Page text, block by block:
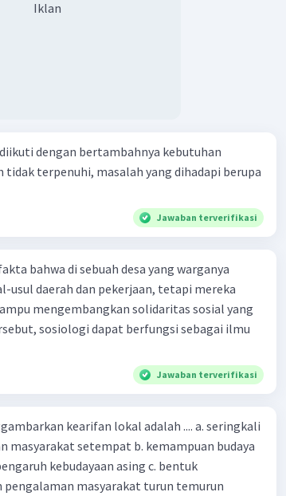
Iklan
dengan bertambahnya kebutuhan
tidak terpenuhi, masalah yang dihadapi berupa
Jawaban terverifikasi
bahwa di sebuah desa yang warganya
usul daerah dan pekerjaan, tetapi mereka
mengembangkan solidaritas sosial yang
sosiologi dapat berfungsi sebagai ilmu
Jawaban terverifikasi
kearifan lokal adalah .... a. seringkali
masyarakat setempat b. kemampuan budaya
kebudayaan asing c. bentuk
pengalaman masyarakat turun temurun